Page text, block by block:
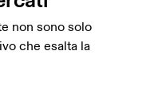
non sono solo
che esalta la